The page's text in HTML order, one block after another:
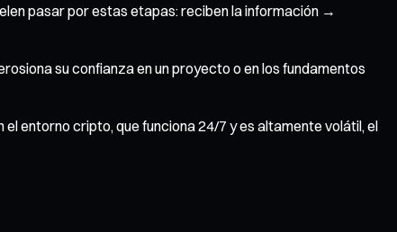
pasar por estas etapas: reciben la información →
su confianza en un proyecto o en los fundamentos
entorno cripto, que funciona 24/7 y es altamente volátil, el